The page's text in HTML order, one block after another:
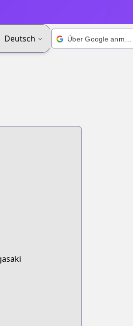
Deutsch